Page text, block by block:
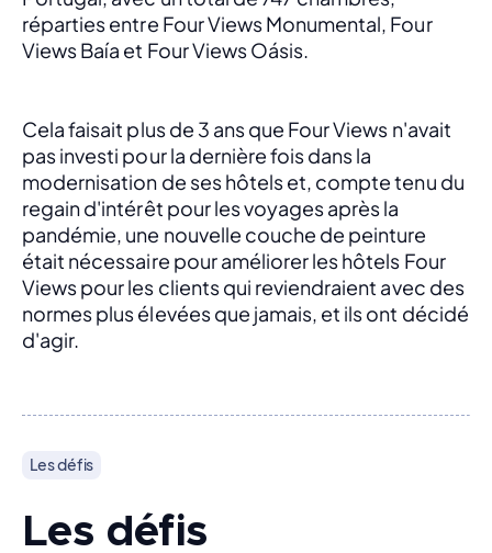
réparties entre Four Views Monumental, Four
Views Baía et Four Views Oásis.
Cela faisait plus de 3 ans que Four Views n'avait
pas investi pour la dernière fois dans la
modernisation de ses hôtels et, compte tenu du
regain d'intérêt pour les voyages après la
pandémie, une nouvelle couche de peinture
était nécessaire pour améliorer les hôtels Four
Views pour les clients qui reviendraient avec des
normes plus élevées que jamais, et ils ont décidé
d'agir.
Les défis
Les défis